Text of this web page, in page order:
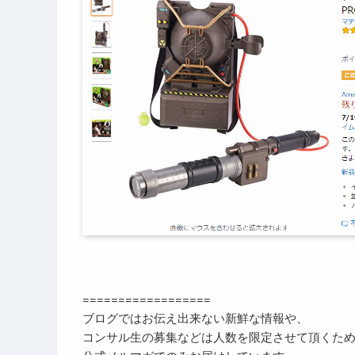
==================
ブログではお伝え出来ない新鮮な情報や、
コンサル生の募集などは人数を限定させて頂くため